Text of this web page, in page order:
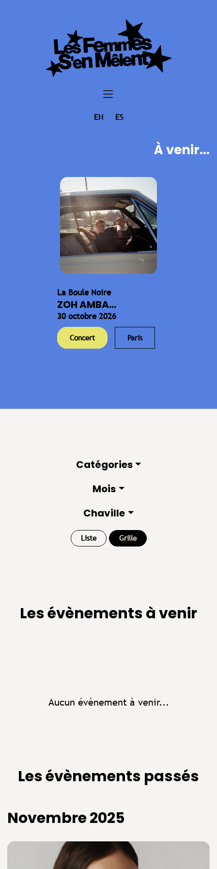
EN ES
À venir...
La Boule Noire
ZOH AMBA...
30 octobre 2026
Concert Paris
Catégories
Mois
Chaville
Liste Grille
Les évènements à venir
Aucun évènement à venir...
Les évènements passés
Novembre 2025